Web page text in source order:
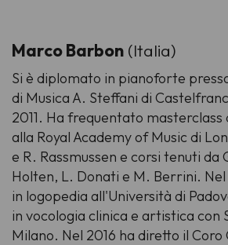
Marco Barbon (Italia)
Si è diplomato in pianoforte
di Musica A. Steffani di
2011. Ha frequentato masterclass
alla Royal Academy of Music di
e R. Rassmussen e corsi tenuti da
Holten, L. Donati e M. Berrini. Nel
in logopedia all'Università di
in vocologia clinica e artistica con
Milano. Nel 2016 ha diretto il Coro